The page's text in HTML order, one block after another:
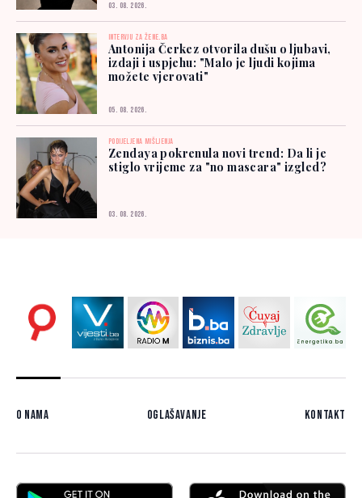
03. 08. 2026.
INTERVJU ZA ŽENE.BA
Antonija Čerkez otvorila dušu o ljubavi,
izdaji i uspjehu: "Malo je ljudi kojima
možete vjerovati"
05. 08. 2026.
PODIJELJENA MIŠLJENJA
Zendaya pokrenula novi trend: Da li je
stiglo vrijeme za "no mascara" izgled?
03. 08. 2026.
O nama Oglašavanje Kontakt